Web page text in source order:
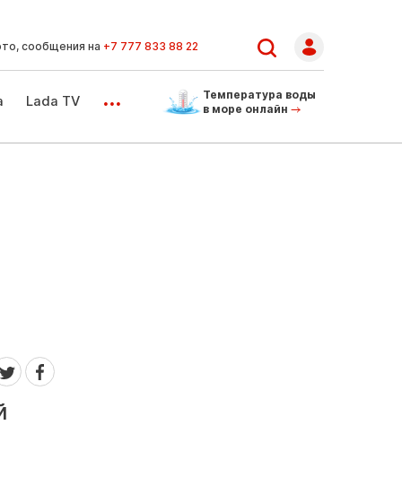
сообщения на +7 777 833 88 22
Lada TV ...
Температура воды
в море онлайн